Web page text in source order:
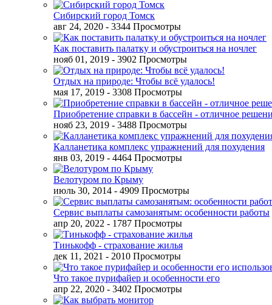
Сибирский город Томск
авг 24, 2020 - 3344 Просмотры
Как поставить палатку и обустроиться на ночлег
нояб 01, 2019 - 3902 Просмотры
Отдых на природе: Чтобы всё удалось!
мая 17, 2019 - 3308 Просмотры
Приобретение справки в бассейн - отличное
нояб 23, 2019 - 3488 Просмотры
Калланетика комплекс упражнений для похудения
янв 03, 2019 - 4464 Просмотры
Велотуром по Крыму
июль 30, 2014 - 4909 Просмотры
Сервис выплаты самозанятым: особенности работы
апр 20, 2022 - 1787 Просмотры
Тинькофф - страхование жилья
дек 11, 2021 - 2010 Просмотры
Что такое пурифайер и особенности его
апр 22, 2020 - 3402 Просмотры